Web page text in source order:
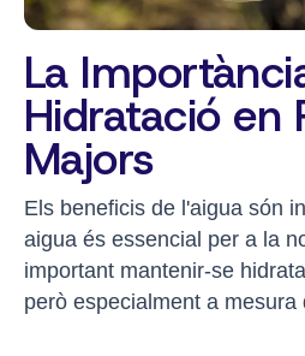
La
Hidratació en
Majors
Els beneficis de l'aigua són
aigua és essencial per a la
important mantenir-se
però especialment a mesura